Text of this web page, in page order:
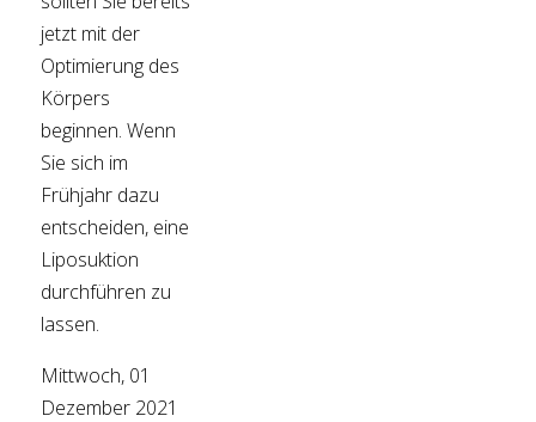
jetzt mit der
Optimierung des
Körpers
beginnen. Wenn
Sie sich im
Frühjahr dazu
entscheiden, eine
Liposuktion
durchführen zu
lassen.
Mittwoch, 01
Dezember 2021